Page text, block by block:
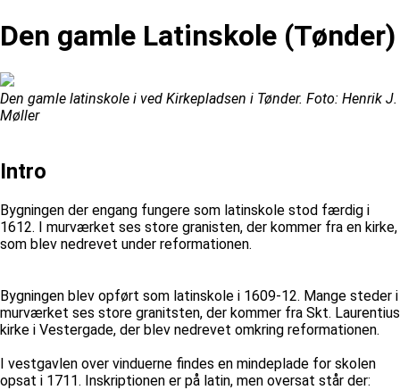
Den gamle Latinskole (Tønder)
Den gamle latinskole i ved Kirkepladsen i Tønder. Foto: Henrik J.
Møller
Intro
Bygningen der engang fungere som latinskole stod færdig i
1612. I murværket ses store granisten, der kommer fra en kirke,
som blev nedrevet under reformationen.
Bygningen blev opført som latinskole i 1609-12. Mange steder i
murværket ses store granitsten, der kommer fra Skt. Laurentius
kirke i Vestergade, der blev nedrevet omkring reformationen.
I vestgavlen over vinduerne findes en mindeplade for skolen
opsat i 1711. Inskriptionen er på latin, men oversat står der: